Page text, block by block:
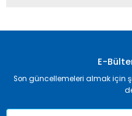
Görüş ve önerileriniz için
Ürün resmi kalitesiz, bozuk
Ürün açıklamasında eksik
E-
Son güncellemeleri almak için